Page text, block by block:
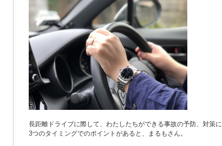
長距離ドライブに際して、わたしたちができる事故の予防、対策
3つのタイミングでのポイントがあると、まるもさん。